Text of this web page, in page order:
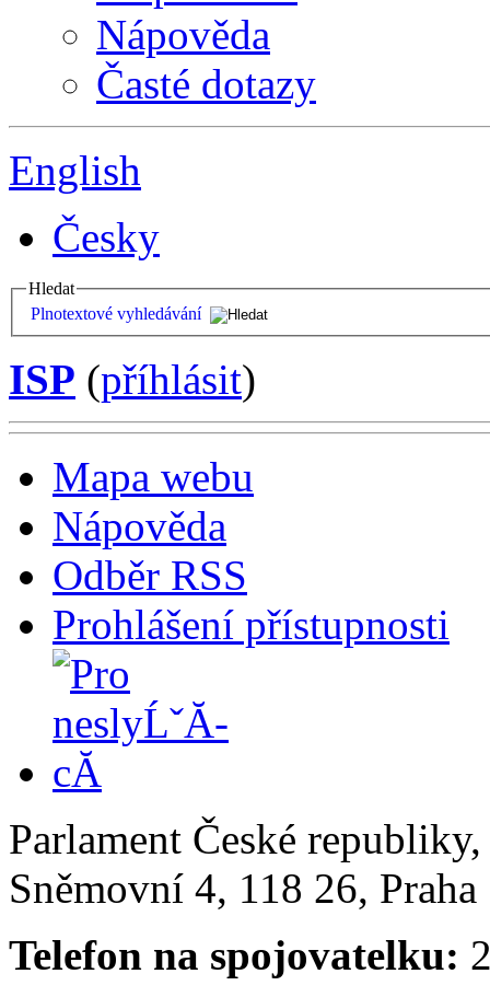
Nápověda
Časté dotazy
English
Česky
Hledat
Plnotextové vyhledávání
ISP (příhlásit)
Mapa webu
Nápověda
Odběr RSS
Prohlášení přístupnosti
Parlament České
Sněmovní 4, 118 26,
Telefon na spojovatelku: